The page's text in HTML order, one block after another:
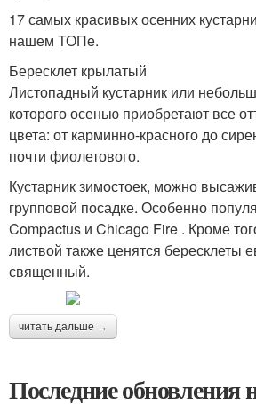
17 самых красивых осенних
нашем ТОПе.
Бересклет крылатый
Листопадный кустарник или
которого осенью приобретают все
цвета: от карминно-красного до
почти фиолетового.
Кустарник зимостоек, можно
групповой посадке. Особенно
Compactus и Chicago Fire . Кроме
листвой также ценятся бересклеты
священный.
читать дальше →
Последние обновления